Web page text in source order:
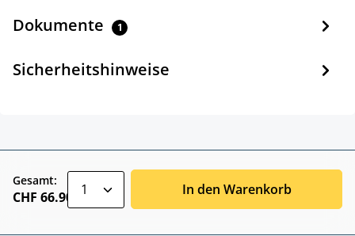
Dokumente 1
Sicherheitshinweise
Gesamt:
CHF 66.90 In den Warenkorb